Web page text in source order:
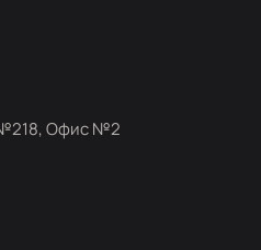
№218, Офис №2